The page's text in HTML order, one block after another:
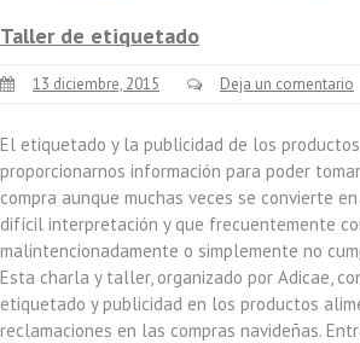
Taller de etiquetado
13 diciembre, 2015 Deja un comentario
El etiquetado y la publicidad de los
proporcionarnos información para poder
compra aunque muchas veces se convierte
difícil interpretación y que frecuentemente
malintencionadamente o simplemente no
Esta charla y taller, organizado por Adicae,
etiquetado y publicidad en los productos
reclamaciones en las compras navideñas.